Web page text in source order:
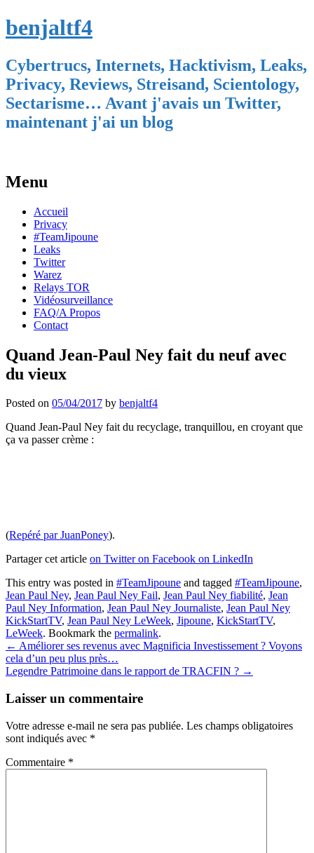
benjaltf4
Cybertrucs, Internets, Hacktivism, Leaks,
Privacy, Reviews, Streisand, Scientology,
Sectarisme… Avant j'avais un Twitter,
maintenant j'ai un blog
Menu
Skip
content
Accueil
Privacy
#TeamJipoune
Leaks
Twitter
Warez
Relays TOR
Vidéosurveillance
FAQ/A Propos
Contact
Quand Jean-Paul Ney fait du neuf avec
du vieux
Posted on 05/04/2017 by benjaltf4
Quand Jean-Paul Ney fait du recyclage, tranquillou, en croyant que
ça va passer crème :
(Repéré par JuanPoney).
Partager cet article on Twitter on Facebook on LinkedIn
This entry was posted in #TeamJipoune and tagged #TeamJipoune,
Jean Paul Ney, Jean Paul Ney Fail, Jean Paul Ney fiabilité, Jean
Paul Ney Information, Jean Paul Ney Journaliste, Jean Paul Ney
KickStartTV, Jean Paul Ney LeWeek, Jipoune, KickStartTV,
LeWeek. Bookmark the permalink.
Post
navigation
← Améliorer ses revenus avec Magnificia Investissement ? Voyons
cela d’un peu plus près…
Legendre Patrimoine dans le rapport de TRACFIN ? →
Laisser un commentaire
Votre adresse e-mail ne sera pas publiée. Les champs obligatoires
sont indiqués avec *
Commentaire *